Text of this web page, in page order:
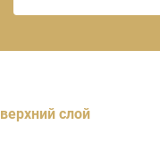
верхний слой